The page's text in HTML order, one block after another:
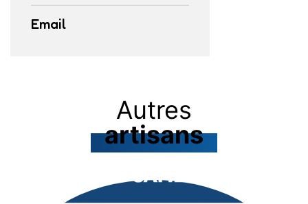
Email
Autres
artisans